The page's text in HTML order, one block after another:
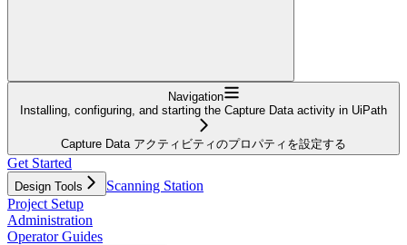
Navigation
Installing, configuring, and starting the Capture Data activity in UiPath
Capture Data アクティビティのプロパティを設定する
Get Started
Design Tools
Scanning Station
Project Setup
Administration
Operator Guides